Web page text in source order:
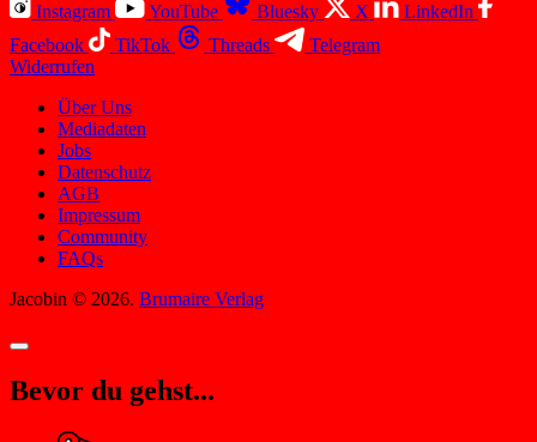
Instagram YouTube Bluesky X
LinkedIn
Facebook
TikTok Threads
Telegram
Widerrufen
Über Uns
Mediadaten
Jobs
Datenschutz
AGB
Impressum
Community
FAQs
Jacobin © 2026. Brumaire Verlag
Bevor du gehst...